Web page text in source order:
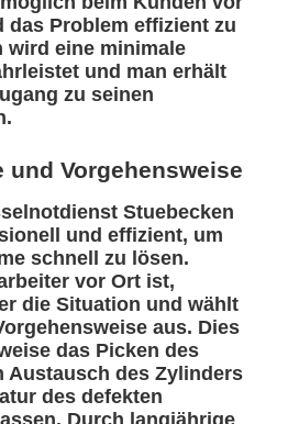
das Problem effizient zu
wird eine minimale
und man erhält
zu seinen
und Vorgehensweise
Stuebecken
und effizient, um
schnell zu lösen.
vor Ort ist,
die Situation und wählt
aus. Dies
das Picken des
Austausch des Zylinders
des defekten